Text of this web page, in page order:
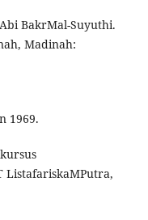
BakrMal-Suyuthi.
Madinah:
1969.
ListafariskaMPutra,